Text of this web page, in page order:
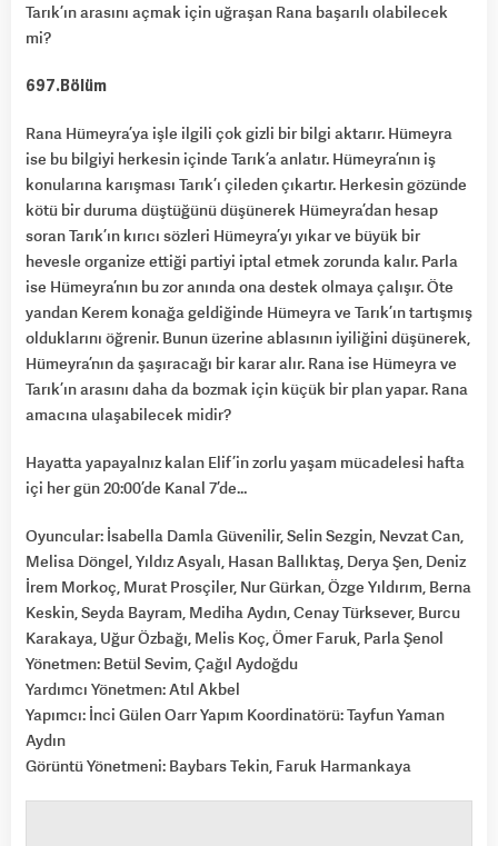
Tarık’ın arasını açmak için uğraşan Rana başarılı olabilecek
mi?
697.Bölüm
Rana Hümeyra’ya işle ilgili çok gizli bir bilgi aktarır. Hümeyra
ise bu bilgiyi herkesin içinde Tarık’a anlatır. Hümeyra’nın iş
konularına karışması Tarık’ı çileden çıkartır. Herkesin gözünde
kötü bir duruma düştüğünü düşünerek Hümeyra’dan hesap
soran Tarık’ın kırıcı sözleri Hümeyra’yı yıkar ve büyük bir
hevesle organize ettiği partiyi iptal etmek zorunda kalır. Parla
ise Hümeyra’nın bu zor anında ona destek olmaya çalışır. Öte
yandan Kerem konağa geldiğinde Hümeyra ve Tarık’ın tartışmış
olduklarını öğrenir. Bunun üzerine ablasının iyiliğini düşünerek,
Hümeyra’nın da şaşıracağı bir karar alır. Rana ise Hümeyra ve
Tarık’ın arasını daha da bozmak için küçük bir plan yapar. Rana
amacına ulaşabilecek midir?
Hayatta yapayalnız kalan Elif’in zorlu yaşam mücadelesi hafta
içi her gün 20:00’de Kanal 7’de…
Oyuncular: İsabella Damla Güvenilir, Selin Sezgin, Nevzat Can,
Melisa Döngel, Yıldız Asyalı, Hasan Ballıktaş, Derya Şen, Deniz
İrem Morkoç, Murat Prosçiler, Nur Gürkan, Özge Yıldırım, Berna
Keskin, Seyda Bayram, Mediha Aydın, Cenay Türksever, Burcu
Karakaya, Uğur Özbağı, Melis Koç, Ömer Faruk, Parla Şenol
Yönetmen: Betül Sevim, Çağıl Aydoğdu
Yardımcı Yönetmen: Atıl Akbel
Yapımcı: İnci Gülen Oarr Yapım Koordinatörü: Tayfun Yaman
Aydın
Görüntü Yönetmeni: Baybars Tekin, Faruk Harmankaya